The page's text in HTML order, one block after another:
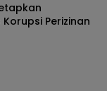
Perizinan